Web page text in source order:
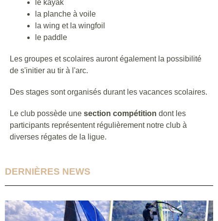
le kayak
la planche à voile
la wing et la wingfoil
le paddle
Les groupes et scolaires auront également la possibilité
de s'initier au tir à l'arc.
Des stages sont organisés durant les vacances scolaires.
Le club possède une section compétition dont les
participants représentent régulièrement notre club à
diverses régates de la ligue.
DERNIÈRES NEWS